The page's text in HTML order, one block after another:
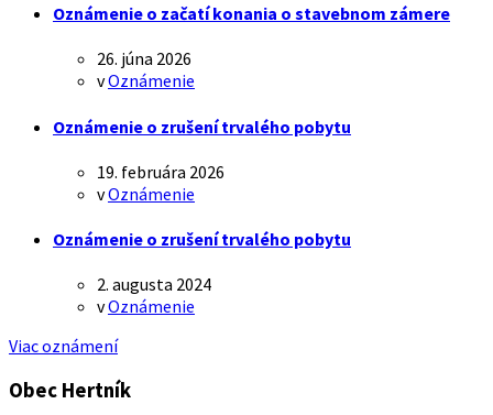
Oznámenie o začatí konania o stavebnom zámere
26. júna 2026
vOznámenie
Oznámenie o zrušení trvalého pobytu
19. februára 2026
vOznámenie
Oznámenie o zrušení trvalého pobytu
2. augusta 2024
vOznámenie
Viac oznámení
Obec Hertník